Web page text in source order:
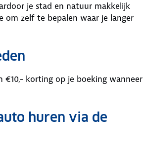
je stad en natuur makkelijk
zelf te bepalen waar je langer
€10,- korting op je boeking wanneer
huren via de